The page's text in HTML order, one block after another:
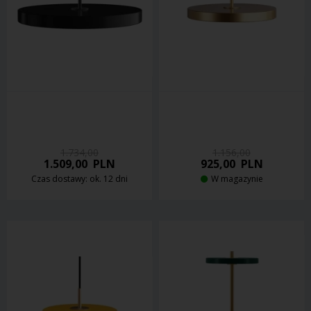
1.509,00 PLN
Czas dostawy: ok. 12 dni
925,00PLN
W magazynie